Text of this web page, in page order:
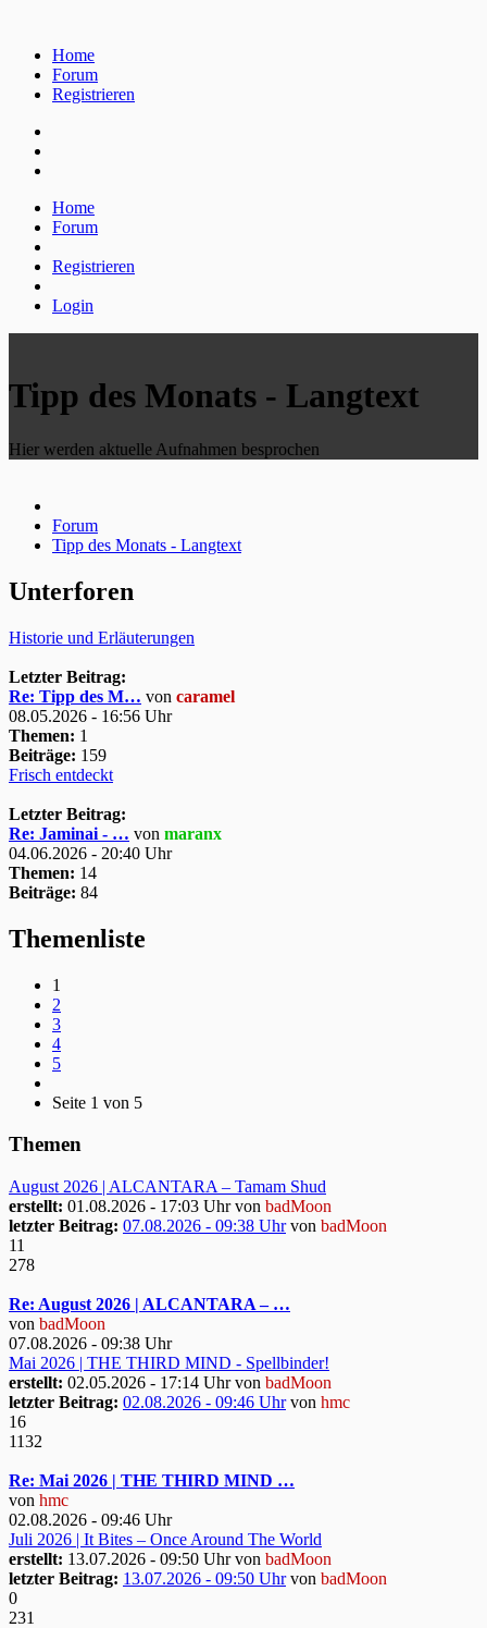
Home
Forum
Registrieren
Home
Forum
Registrieren
Login
Tipp des Monats - Langtext
Hier werden aktuelle Aufnahmen besprochen
Forum
Tipp des Monats - Langtext
Unterforen
Historie und Erläuterungen
Letzter Beitrag:
Re: Tipp des M… von caramel
08.05.2026 - 16:56 Uhr
Themen: 1
Beiträge: 159
Frisch entdeckt
Letzter Beitrag:
Re: Jaminai - … von maranx
04.06.2026 - 20:40 Uhr
Themen: 14
Beiträge: 84
Themenliste
1
2
3
4
5
Seite 1 von 5
Themen
August 2026 | ALCANTARA – Tamam Shud
erstellt: 01.08.2026 - 17:03 Uhr von badMoon
letzter Beitrag: 07.08.2026 - 09:38 Uhrvon badMoon
11
278
Re: August 2026 | ALCANTARA – …
von badMoon
07.08.2026 - 09:38 Uhr
Mai 2026 | THE THIRD MIND - Spellbinder!
erstellt: 02.05.2026 - 17:14 Uhr von badMoon
letzter Beitrag: 02.08.2026 - 09:46 Uhrvon hmc
16
1132
Re: Mai 2026 | THE THIRD MIND …
von hmc
02.08.2026 - 09:46 Uhr
Juli 2026 | It Bites – Once Around The World
erstellt: 13.07.2026 - 09:50 Uhr von badMoon
letzter Beitrag: 13.07.2026 - 09:50 Uhrvon badMoon
0
231